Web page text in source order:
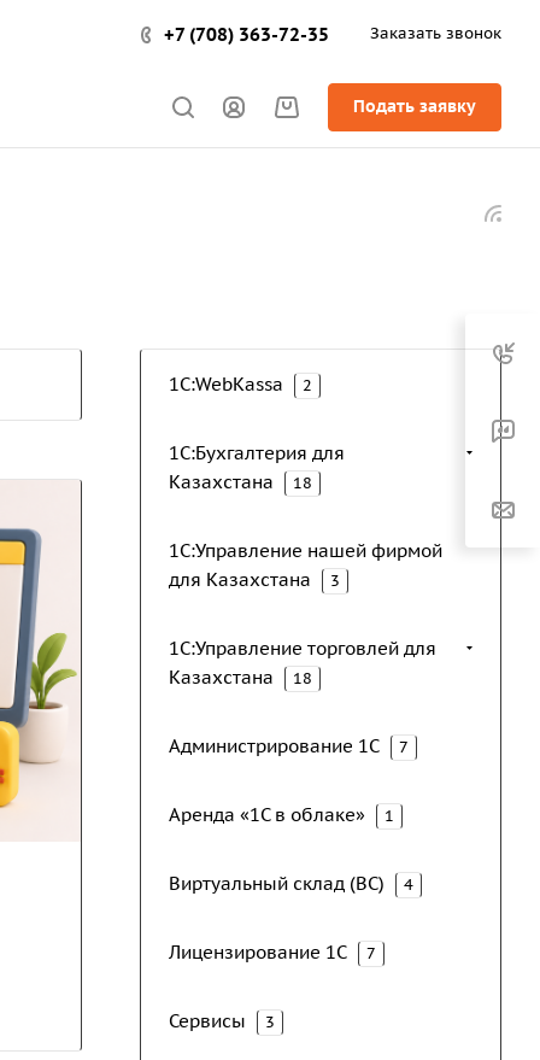
+7 (708) 363-72-35 Заказать звонок
Подать заявку
1C:WebKassa 2
1С:Бухгалтерия для
Казахстана
18
1С:Управление нашей фирмой
для Казахстана
3
1С:Управление торговлей для
Казахстана
18
Администрирование 1С 7
Аренда «1С в облаке» 1
Виртуальный склад (ВС) 4
Лицензирование 1С 7
Сервисы 3